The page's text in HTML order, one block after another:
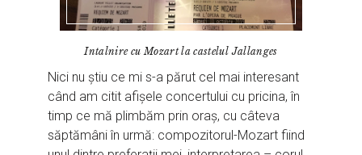
Intalnire cu Mozart la castelul Jallanges
Nici nu știu ce mi s-a părut cel mai interesant
când am citit afișele concertului cu pricina, în
timp ce mă plimbăm prin oraș, cu câteva
săptămâni în urmă: compozitorul-Mozart fiind